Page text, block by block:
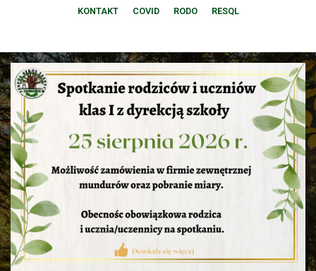
KONTAKT COVID RODO RESQL